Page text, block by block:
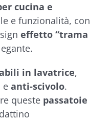
cucina e
e funzionalità, con
effetto “trama
in lavatrice,
e anti-scivolo.
queste passatoie